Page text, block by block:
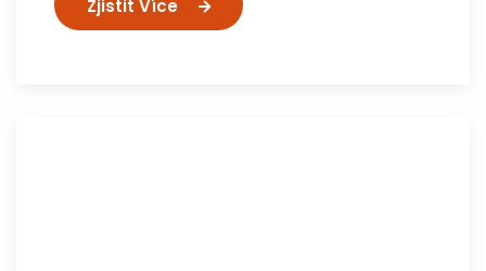
Zjistit Více